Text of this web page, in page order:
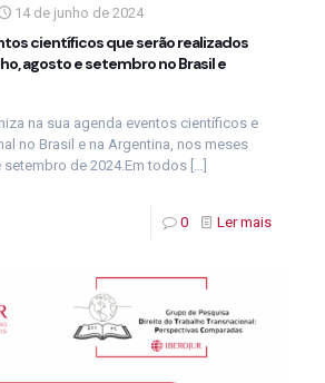
14 de junho de 2024
científicos que serão realizados
agosto e setembro no Brasil e
na sua agenda eventos científicos e
no Brasil e na Argentina, nos meses
de 2024.Em todos […]
0 Ler mais